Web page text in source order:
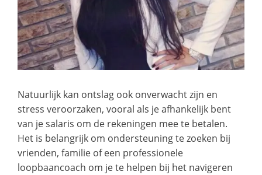
Natuurlijk kan ontslag ook onverwacht zijn en
stress veroorzaken, vooral als je afhankelijk bent
van je salaris om de rekeningen mee te betalen.
Het is belangrijk om ondersteuning te zoeken bij
vrienden, familie of een professionele
loopbaancoach om je te helpen bij het navigeren